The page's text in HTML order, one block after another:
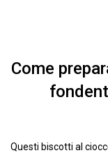
Come
Questi biscotti al